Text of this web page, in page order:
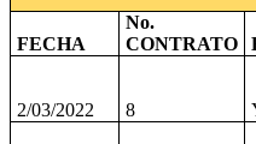
FECHA
No.
CONTRATO
2/03/2022 8